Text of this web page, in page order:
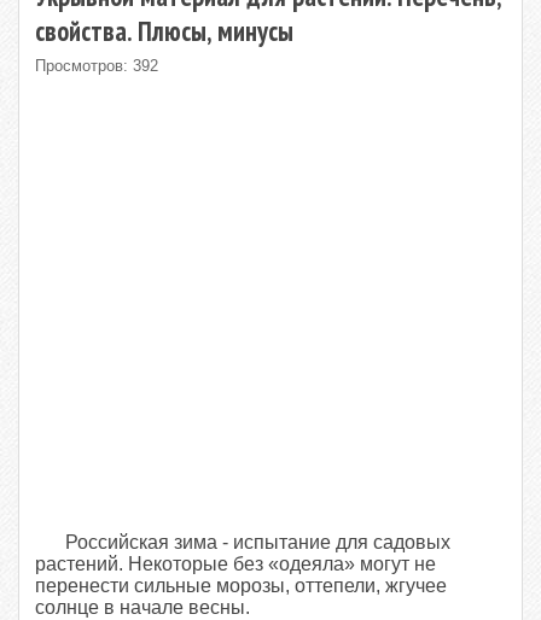
свойства. Плюсы, минусы
Просмотров: 392
Российская зима - испытание для садовых
растений. Некоторые без «одеяла» могут не
перенести сильные морозы, оттепели, жгучее
солнце в начале весны.